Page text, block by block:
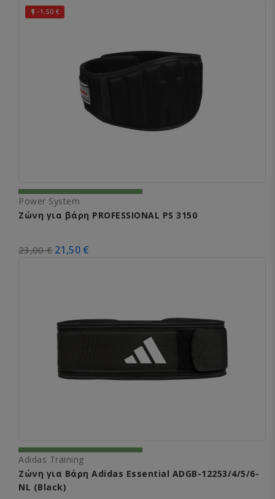
 -1,50 €
Power System
Ζώνη για βάρη PROFESSIONAL PS 3150
23,00 € 21,50 €
Adidas Training
Ζώνη για Βάρη Adidas Essential ADGB-12253/4/5/6-
NL (Black)